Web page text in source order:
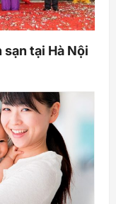
tại Hà Nội